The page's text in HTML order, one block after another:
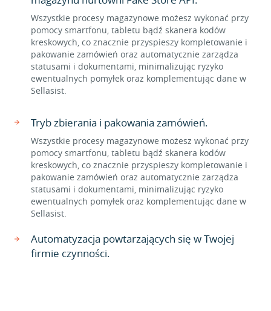
Wszystkie procesy magazynowe możesz wykonać przy
pomocy smartfonu, tabletu bądź skanera kodów
kreskowych, co znacznie przyspieszy kompletowanie i
pakowanie zamówień oraz automatycznie zarządza
statusami i dokumentami, minimalizując ryzyko
ewentualnych pomyłek oraz komplementując dane w
Sellasist.
Tryb zbierania i pakowania zamówień.
Wszystkie procesy magazynowe możesz wykonać przy
pomocy smartfonu, tabletu bądź skanera kodów
kreskowych, co znacznie przyspieszy kompletowanie i
pakowanie zamówień oraz automatycznie zarządza
statusami i dokumentami, minimalizując ryzyko
ewentualnych pomyłek oraz komplementując dane w
Sellasist.
Automatyzacja powtarzających się w Twojej
firmie czynności.